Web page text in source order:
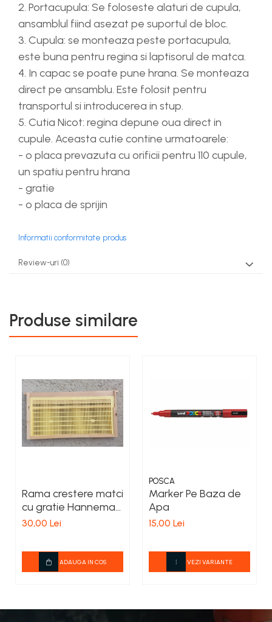
2. Portacupula: Se foloseste alaturi de cupula,
ansamblul fiind asezat pe suportul de bloc.
3. Cupula: se monteaza peste portacupula,
este buna pentru regina si laptisorul de matca.
4. In capac se poate pune hrana. Se monteaza
direct pe ansamblu. Este folosit pentru
transportul si introducerea in stup.
5. Cutia Nicot: regina depune oua direct in
cupule. Aceasta cutie contine urmatoarele:
- o placa prevazuta cu orificii pentru 110 cupule,
un spatiu pentru hrana
- gratie
- o placa de sprijin
Informatii conformitate produs
Review-uri (0)
Produse similare
Rama crestere matci
cu gratie Hanneman
neechipata 3/4
30,00 Lei
ADAUGA IN COS
POSCA
Marker Pe Baza de
Apa
15,00 Lei
VEZI VARIANTE